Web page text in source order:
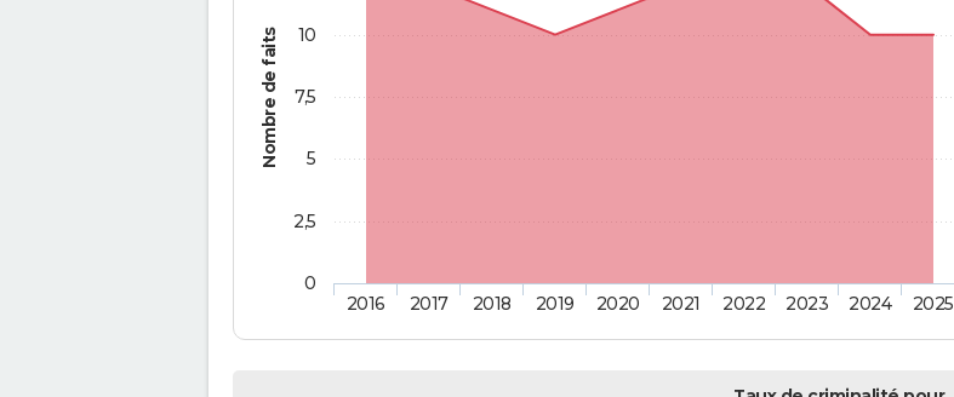
Nombre de faits
2016 2017 2018 2019 2020 2021 2022 2023 2024 2025
0
2,5
5
7,5
10